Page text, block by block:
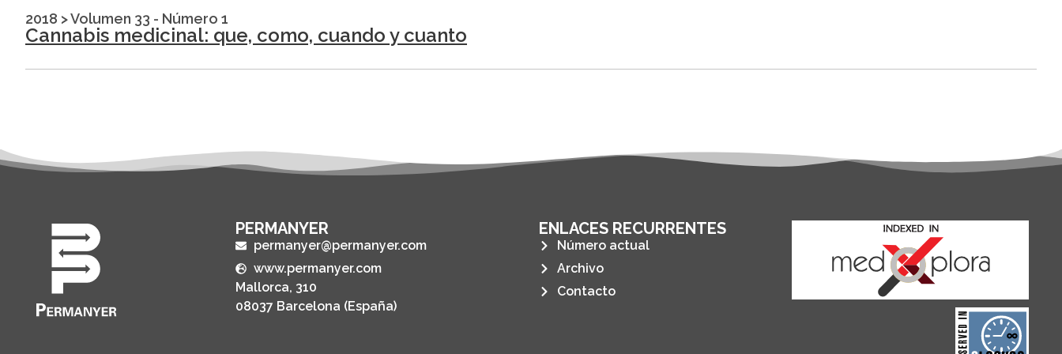
2018 >Volumen 33 - Número 1
Cannabis medicinal: que, como, cuando y cuanto
PERMANYER
permanyer@permanyer.com
www.permanyer.com
Mallorca, 310
08037 Barcelona (España)
ENLACES RECURRENTES
Número actual
Archivo
Contacto
term survival of web-
based scholary
publications, governed by
and for its stakeholders.